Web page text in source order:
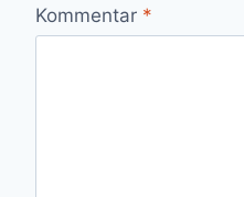
Kommentar *